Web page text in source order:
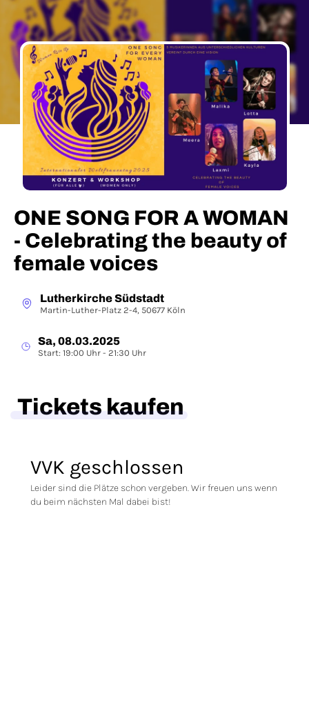
ONE SONG FOR A WOMAN
- Celebrating the beauty of
female voices
Lutherkirche Südstadt
Martin-Luther-Platz 2-4, 50677 Köln
Sa, 08.03.2025
Start: 19:00 Uhr - 21:30 Uhr
Tickets kaufen
VVK geschlossen
Leider sind die Plätze schon vergeben. Wir freuen uns wenn
du beim nächsten Mal dabei bist!